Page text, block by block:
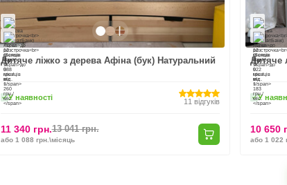
Дитяче ліжко з дерева Афіна (бук) Натуральний
У наявності 11 відгуків
13 041 грн.
11 340 грн.
або 1 088 грн.\місяць
Дитяче
У
10 650
або 1 022